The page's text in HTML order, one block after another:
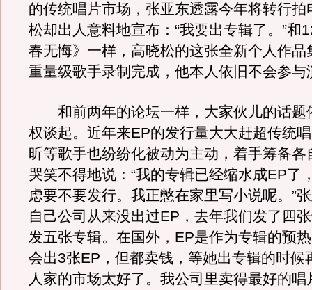
的传统唱片市场，张亚东透露今年将转行拍
松却出人意料地宣布：“我要出专辑了。”和
春无悔》一样，高晓松的这张全新个人作品
重量级歌手录制完成，他本人依旧不会参与
和前两年的论坛一样，大家伙儿的话题
权谈起。近年来EP的发行量大大赶超传统
昕等歌手也纷纷化被动为主动，着手筹备各
哭笑不得地说：“我的专辑已经缩水成EP了
虑要不要发行。我正憋在家里写小说呢。”
自己公司从来没出过EP，去年我们发了四
发五张专辑。在国外，EP是作为专辑的预
会出3张EP，但都卖钱，等她出专辑的时候
人家的市场太好了。我公司里卖得最好的唱